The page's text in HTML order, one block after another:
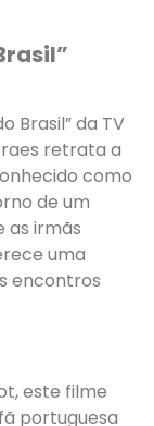
Brasil” da TV
retrata a
como
de um
as irmãs
uma
encontros
este filme
portuguesa